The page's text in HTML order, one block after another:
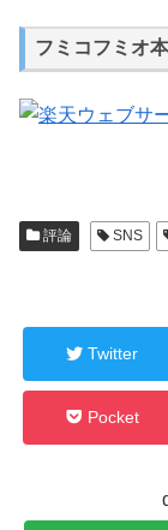
フミコフミオ本
評論 SNS
Twitter
Pocket